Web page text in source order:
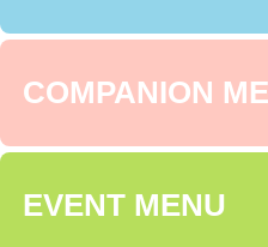
COMPANION
EVENT MENU